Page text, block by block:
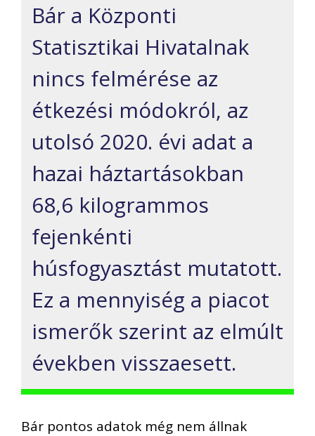
Bár a Központi
Statisztikai Hivatalnak
nincs felmérése az
étkezési módokról, az
utolsó 2020. évi adat a
hazai háztartásokban
68,6 kilogrammos
fejenkénti
húsfogyasztást mutatott.
Ez a mennyiség a piacot
ismerők szerint az elmúlt
években visszaesett.
Bár pontos adatok még nem állnak